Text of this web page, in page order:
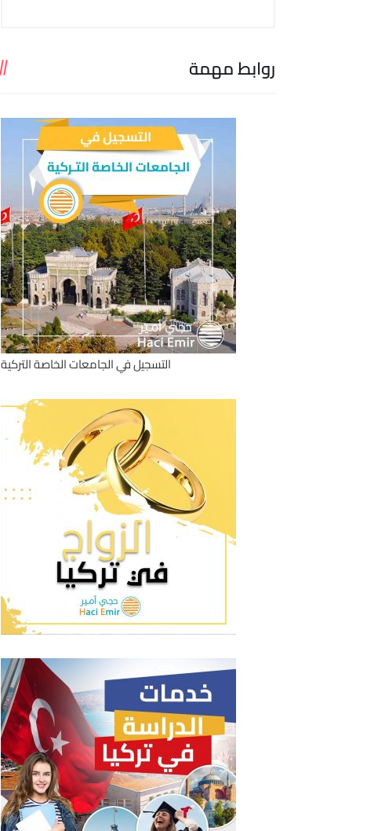
روابط مهمة
التسجيل في الجامعات الخاصة التركية